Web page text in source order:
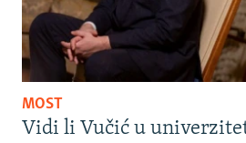
MOST
Vidi li Vučić u